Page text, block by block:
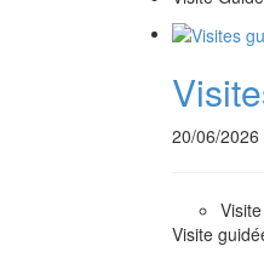
20/06/2026
Visite